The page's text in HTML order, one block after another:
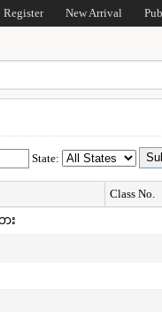
Register New Arrival
State:
Class No.
း